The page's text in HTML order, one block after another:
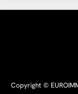
Copyright ©